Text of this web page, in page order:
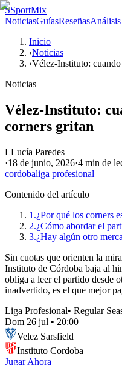
SSportMix
NoticiasGuíasReseñasAnálisis
Inicio
›Noticias
›Vélez-Instituto:
Noticias
Vélez-Instituto:
corners gritan
LLucía Paredes
·18 de junio, 2026·4 min de
cordobaliga profesional
Contenido del artículo
1.¿Por qué los corners
2.¿Cómo abordar el
3.¿Hay algún otro
Sin cuotas que orienten la
Instituto de Córdoba baja al
obliga a leer el partido desde
inadvertido, es el que mejor
Liga Profesional• Regular
Dom 26 jul • 20:00
Velez Sarsfield
Instituto Cordoba
Jugar Ahora